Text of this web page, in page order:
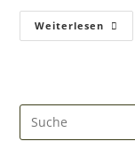
Weiterlesen